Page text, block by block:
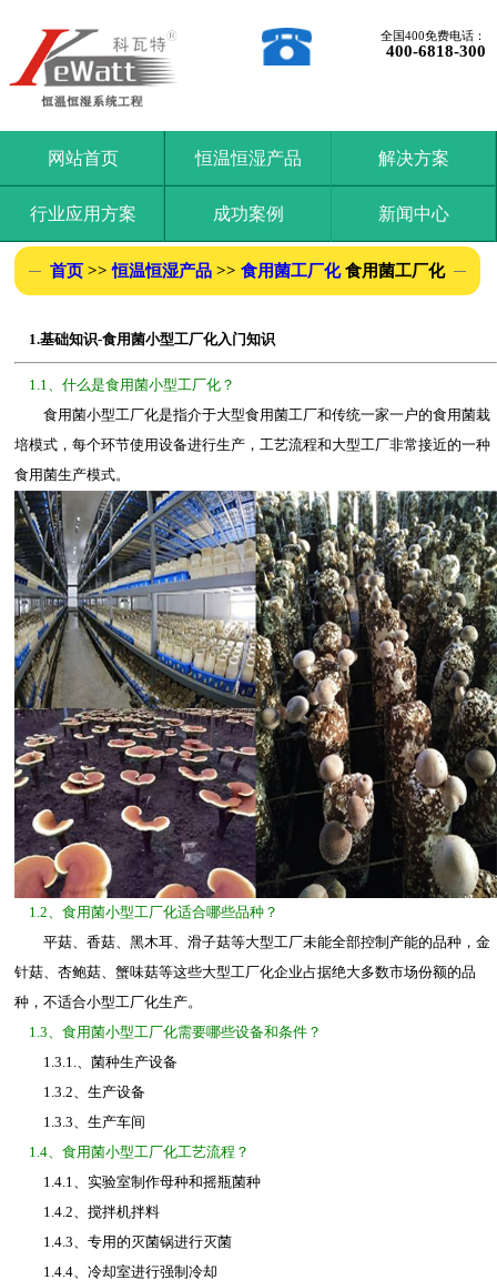
全国400免费电话：
400-6818-300
网站首页 恒温恒湿产品 解决方案
行业应用方案 成功案例 新闻中心
首页>>恒温恒湿产品>> 食用菌工厂化 食用菌工厂化
1.基础知识-食用菌小型工厂化入门知识
1.1、什么是食用菌小型工厂化？
食用菌小型工厂化是指介于大型食用菌工厂和传统一家一户的食用菌栽
培模式，每个环节使用设备进行生产，工艺流程和大型工厂非常接近的一种
食用菌生产模式。
1.2、食用菌小型工厂化适合哪些品种？
平菇、香菇、黑木耳、滑子菇等大型工厂未能全部控制产能的品种，金
针菇、杏鲍菇、蟹味菇等这些大型工厂化企业占据绝大多数市场份额的品
种，不适合小型工厂化生产。
1.3、食用菌小型工厂化需要哪些设备和条件？
1.3.1.、菌种生产设备
1.3.2、生产设备
1.3.3、生产车间
1.4、食用菌小型工厂化工艺流程？
1.4.1、实验室制作母种和摇瓶菌种
1.4.2、搅拌机拌料
1.4.3、专用的灭菌锅进行灭菌
1.4.4、冷却室进行强制冷却